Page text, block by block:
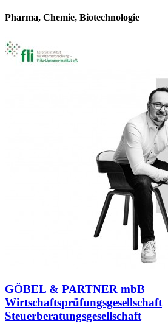
Pharma, Chemie, Biotechnologie
GÖBEL & PARTNER mbB
Wirtschaftsprüfungsgesellschaft
Steuerberatungsgesellschaft